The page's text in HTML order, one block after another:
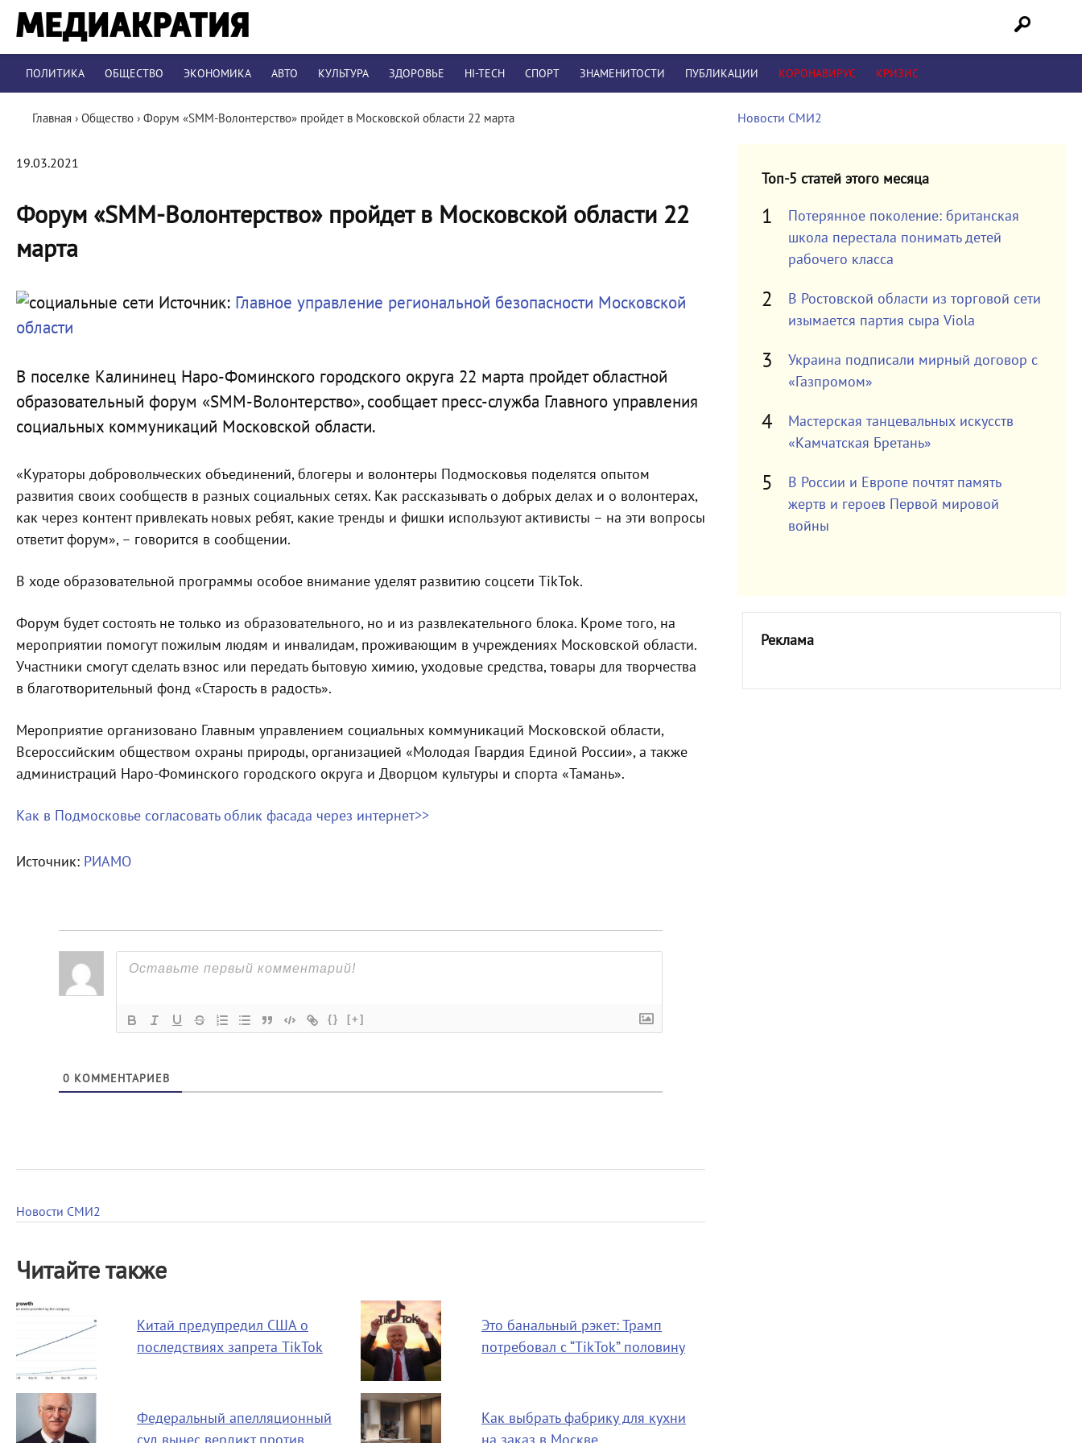
ПОЛИТИКА ОБЩЕСТВО ЭКОНОМИКА АВТО КУЛЬТУРА ЗДОРОВЬЕ HI-TECH СПОРТ ЗНАМЕНИТОСТИ ПУБЛИКАЦИИ КОРОНАВИРУС КРИЗИС
Главная › Общество › Форум «SMM-Волонтерство» пройдет в Московской области 22 марта
19.03.2021
Форум «SMM-Волонтерство» пройдет в Московской области 22
марта
Источник: Главное управление региональной безопасности Московской
области
В поселке Калининец Наро-Фоминского городского округа 22 марта пройдет областной
образовательный форум «SMM-Волонтерство», сообщает пресс-служба Главного управления
социальных коммуникаций Московской области.
«Кураторы добровольческих объединений, блогеры и волонтеры Подмосковья поделятся опытом
развития своих сообществ в разных социальных сетях. Как рассказывать о добрых делах и о волонтерах,
как через контент привлекать новых ребят, какие тренды и фишки используют активисты – на эти вопросы
ответит форум», – говорится в сообщении.
В ходе образовательной программы особое внимание уделят развитию соцсети TikTok.
Форум будет состоять не только из образовательного, но и из развлекательного блока. Кроме того, на
мероприятии помогут пожилым людям и инвалидам, проживающим в учреждениях Московской области.
Участники смогут сделать взнос или передать бытовую химию, уходовые средства, товары для творчества
в благотворительный фонд «Старость в радость».
Мероприятие организовано Главным управлением социальных коммуникаций Московской области,
Всероссийским обществом охраны природы, организацией «Молодая Гвардия Единой России», а также
администраций Наро-Фоминского городского округа и Дворцом культуры и спорта «Тамань».
Как в Подмосковье согласовать облик фасада через интернет>>
Источник: РИАМО
{} [+]
0 КОММЕНТАРИЕВ
Новости СМИ2
Читайте также
Китай предупредил США о
последствиях запрета TikTok
Это банальный рэкет: Трамп
потребовал с “TikTok” половину
Федеральный апелляционный
Как выбрать фабрику для кухни
Новости СМИ2
Топ-5 статей этого месяца
Потерянное поколение: британская
школа перестала понимать детей
рабочего класса
В Ростовской области из торговой сети
изымается партия сыра Viola
Украина подписали мирный договор с
«Газпромом»
Мастерская танцевальных искусств
«Камчатская Бретань»
В России и Европе почтят память
жертв и героев Первой мировой
войны
Реклама